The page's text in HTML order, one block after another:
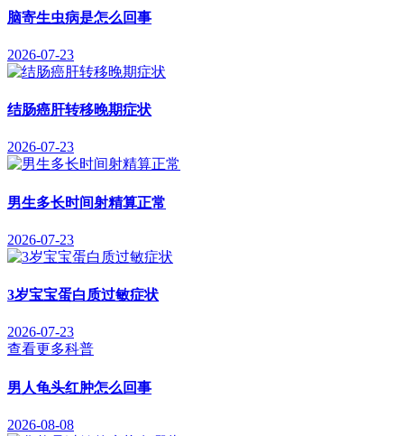
脑寄生虫病是怎么回事
2026-07-23
结肠癌肝转移晚期症状
2026-07-23
男生多长时间射精算正常
2026-07-23
3岁宝宝蛋白质过敏症状
2026-07-23
查看更多科普
男人龟头红肿怎么回事
2026-08-08